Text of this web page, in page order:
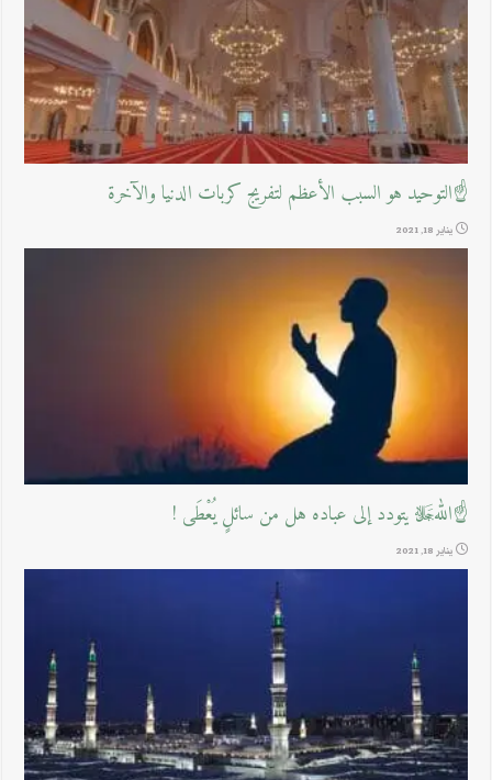
☝التوحيد هو السبب الأعظم لتفريج كربات الدنيا والآخرة
يناير 18, 2021
☝اللهﷻ يتودد إلى عباده هل من سائلٍ يُعْطَى !
يناير 18, 2021